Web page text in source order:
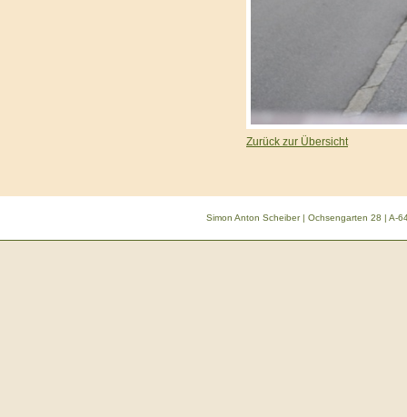
Zurück zur Übersicht
Simon Anton Scheiber | Ochsengarten 28 | A-